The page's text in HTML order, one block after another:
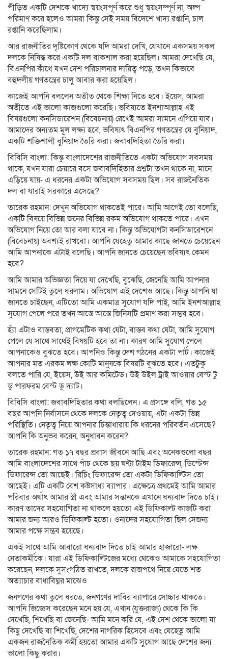
পীড়িত একটি দেশকে খাদ্যে স্বয়ংসপূর্ণ করে শুধু স্বয়ংসম্পূর্ণ না, অল্প
পরিমাণ করে হলেও আমরা কিন্তু সেই সময় বিদেশে খাদ্য রপ্তানি, চাল
রপ্তানি করেছিলাম।
আর রাজনীতির দৃষ্টিকোণ থেকে যদি আমরা দেখি, যেখানে একসময় সকল
দলকে নিষিদ্ধ করে একটি দল বাকশাল করা হয়েছিল। আমরা দেখেছি যে,
বিএনপির কাঁধে যখন দেশ পরিচালনার দায়িত্ব পড়ে, তখন কিভাবে
বহুদলীয় গণতন্ত্রের চালু আবার করা হয়েছিল।
কাজেই আপনি বললেন অতীত থেকে শিক্ষা নিতে হবে। ইয়েস, আমরা
অতীতে এই ভালো কাজগুলো করেছি। ভবিষ্যতে ইনশাআল্লাহ এই
বিষয়গুলো কনসিডারেশন (বিবেচনায়) রেখেই আমরা সামনে এগিয়ে যাব।
আমাদের অন্যতম মূল লক্ষ্য হবে, ভবিষ্যৎ বিএনপির গণতন্ত্রের যে বুনিয়াদ,
একটি শক্তিশালী বুনিয়াদ তৈরি করা। জবাবদিহিতা তৈরি করা।
বিবিসি বাংলা: কিন্তু বাংলাদেশের রাজনীতিতে একটা অভিযোগ সবসময়
থাকে, যখন যারা চেয়ারে বসে জবাবদিহিতার প্রশ্নটা তখন থাকে না, মানে
এড়িয়ে যায়- এ ধরনের একটা অভিযোগ সবসময় ছিল। সব রাজনৈতিক
দল বা যারাই সরকারে এসেছে?
তারেক রহমান: দেখুন অভিযোগ থাকতেই পারে। আমি আগেই তো বলেছি,
একটি বিষয়ে বিভিন্ন জনের বিভিন্ন রকম অভিযোগ থাকতে পারে। এখন
অভিযোগ নিয়ে তো আর বলা যাবে না। কিন্তু অভিযোগটা কনসিডারেশনে
(বিবেচনায়) অবশ্যই রাখবো। আপনি যেহেতু আমার কাছে জানতে চেয়েছেন
আমি আপনাকে এটাই বলেছি। আপনি জানতে চেয়েছেন ভবিষ্যৎ কেমন
হবে?
আমি আমার অভিজ্ঞতা দিয়ে যা দেখেছি, বুঝেছি, জেনেছি আমি আপনার
সামনে সেটিই তুলে ধরলাম। অভিযোগ এই দেশেও আছে। কিন্তু আপনি যা
জানতে চাইছেন, এটিতো আমি একমাত্র সুযোগ যদি পাই, আমি ইনশআল্লাহ
সুযোগ পেলে পরে তখন আস্তে আস্তে জিনিসটি প্রমাণ করা সম্ভব হবে।
হ্যাঁ এটাও বাস্তবতা, প্রাগমেটিক কথা যেটা, বাস্তব কথা যেটা, আমি সুযোগ
পেলে যে সাথে সাথেই বিষয়টি হবে তা না। কারণ আমি সুযোগ পেলে
আপনাকেও বুঝতে হবে। আপনিও কিন্তু দেশ গঠনের একটা পার্ট। কাজেই
আপনার মত এরকম লক্ষ কোটি মানুষকে বিষয়টি বুঝতে হবে। এতটুকু
বলতে পারি যে, ইয়েস, উই আর কমিটেড। উই উইল ট্রাই আওয়ার বেস্ট টু
ডু পারফরম বেস্ট ডু দ্যাট।
বিবিসি বাংলা: জবাবদিহিতার কথা বলছিলেন। এ প্রসঙ্গে বলি, গত ১৫
বছর আপনি নির্বাসনে থেকে দলকে নেতৃত্ব দেওয়ায়, এটা একটা ভিন্ন
পরিস্থিতি। নেতৃত্ব নিয়ে আপনার চিন্তাধারায় কি ধরনের পরিবর্তন এসেছে?
আপনি কি অনুভব করেন, অনুধাবন করেন?
তারেক রহমান: গত ১৭ বছর প্রবাস জীবনে আছি এবং অনেকগুলো বছর
আমি বাংলাদেশের সাথে পাঁচ থেকে ছয় ঘণ্টা টাইম ডিফারেন্স, ডিস্টেন্স
ডিফারেন্স তো আছেই। রিচিং ডিফারেন্স তো একটা ডিফিকাল্টিস তো
আছেই। এটি একটি বেশ কষ্টসাধ্য ব্যাপার। এক্ষেত্রে প্রথমেই আমি আমার
পরিবার অর্থাৎ আমার স্ত্রী এবং আমার সন্তানকে এখানে ধন্যবাদ দিতে চাই।
কারণ তাদের সহযোগিতা না থাকলে হয়তো এই ডিফিকাল্ট কাজটি করা
আমার জন্য আরও ডিফিকাল্ট হতো। ওনাদের সহযোগিতা ছিল সেজন্য
আমার পক্ষে সম্ভব হয়েছে।
একই সাথে আমি আবারো ধন্যবাদ দিতে চাই আমার হাজারো- লক্ষ
নেতাকর্মীকে। যারা এই ডিফিকাল্টিজের মধ্যে থেকেও আমাকে সহযোগিতা
করেছেন, দলকে সুসংগঠিত রাখতে, দলকে রাজপথে নিয়ে যেতে শত
অত্যাচার বাধাবিঘ্নর মাঝেও
জনগণের কথা তুলে ধরতে, জনগণের দাবির ব্যাপারে সোচ্চার থাকতে।
আপনি জিজ্ঞেস করেছেন মনে হয় যে, এখান (যুক্তরাজ্য) থেকে কি কি
দেখেছি, শিখেছি বা জেনেছি- আমি মনে করি যে, এই দেশ থেকে ভালো যা
কিছু দেখেছি বা শিখেছি, দেশের নাগরিক হিসেবে এবং যেহেতু আমি
একজন রাজনৈতিক কর্মী হয়তো আমার একটি সুযোগ আছে দেশের জন্য
ভালো কিছু করার।